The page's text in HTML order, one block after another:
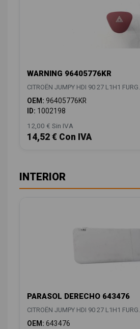
WARNING 96405776KR
CITROËN JUMPY HDI 90 27 L1H1 FURG.
OEM: 96405776KR
ID: 1002198
12,00 € Sin IVA
14,52 € Con IVA
INTERIOR
PARASOL DERECHO 643476
CITROËN JUMPY HDI 90 27 L1H1 FURG.
OEM: 643476